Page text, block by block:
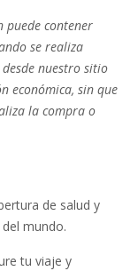
puede contener
se realiza
nuestro sitio
económica, sin que
la compra o
de salud y
mundo.
tu viaje y